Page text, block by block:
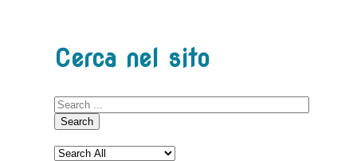
Cerca nel sito
Search